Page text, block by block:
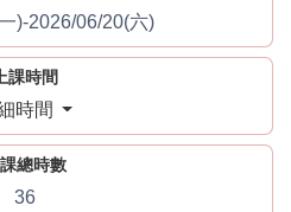
)-2026/06/20(六)
上課時間
時間
總時數
36